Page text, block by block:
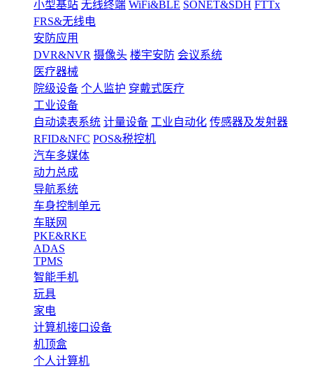
小型基站 无线终端 WiFi&BLE SONET&SDH FTTx
FRS&无线电
安防应用
DVR&NVR 摄像头 楼宇安防 会议系统
医疗器械
院级设备 个人监护 穿戴式医疗
工业设备
自动读表系统 计量设备 工业自动化 传感器及发射器
RFID&NFC POS&税控机
汽车多媒体
动力总成
导航系统
车身控制单元
车联网
PKE&RKE
ADAS
TPMS
智能手机
玩具
家电
计算机接口设备
机顶盒
个人计算机